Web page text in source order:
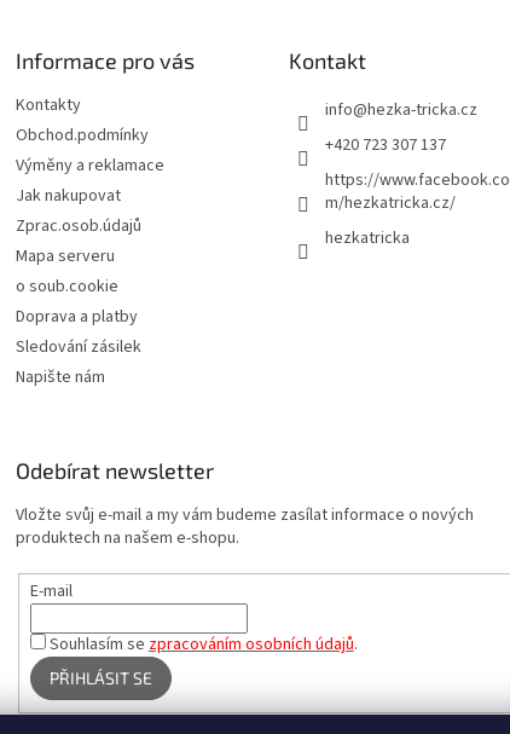
Informace pro vás
Kontakty
Obchod.podmínky
Výměny a reklamace
Jak nakupovat
Zprac.osob.údajů
Mapa serveru
o soub.cookie
Doprava a platby
Sledování zásilek
Napište nám
Kontakt
info@hezka-tricka.cz
+420 723 307 137
https://www.facebook.co
m/hezkatricka.cz/
hezkatricka
Odebírat newsletter
Vložte svůj e-mail a my vám budeme zasílat informace o nových
produktech na našem e-shopu.
E-mail
Souhlasím se zpracováním osobních údajů.
PŘIHLÁSIT SE